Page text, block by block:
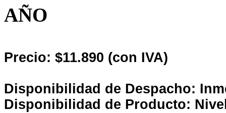
AÑO
Precio: $11.890 (con IVA)
Disponibilidad de Despacho:
Disponibilidad de Producto: